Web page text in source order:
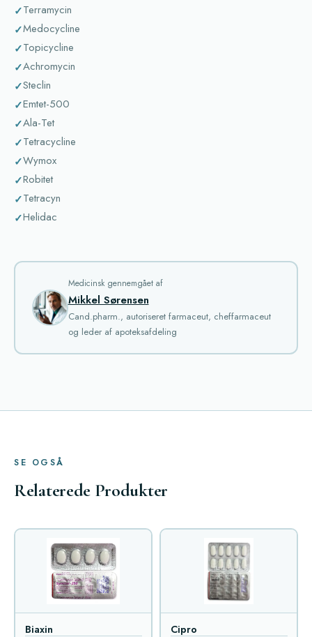
Terramycin
Medocycline
Topicycline
Achromycin
Steclin
Emtet-500
Ala-Tet
Tetracycline
Wymox
Robitet
Tetracyn
Helidac
Medicinsk gennemgået af
Mikkel Sørensen
Cand.pharm., autoriseret farmaceut, cheffarmaceut
og leder af apoteksafdeling
SE OGSÅ
Relaterede Produkter
Biaxin Cipro